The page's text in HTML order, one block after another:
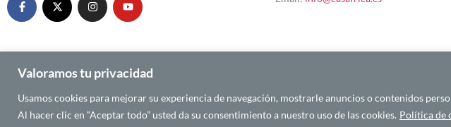
Valoramos tu privacidad
Usamos cookies para mejorar su experiencia de navegación, mostrarle anuncios o contenidos
Al hacer clic en “Aceptar todo” usted da su consentimiento a nuestro uso de las cookies. Política de
© 2025 CASA ÁFRICA Español